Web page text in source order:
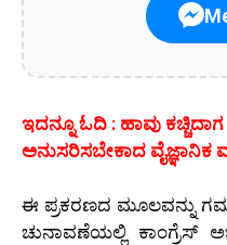
ಇದನ್ನೂ ಓದಿ : ಹಾವು
ಅನುಸರಿಸಬೇಕಾದ ವೈಜ್ಞಾನಿಕ
ಈ ಪ್ರಕರಣದ ಮೂಲವನ್ನು
ಚುನಾವಣೆಯಲ್ಲಿ ಕಾಂಗ್ರೆಸ್